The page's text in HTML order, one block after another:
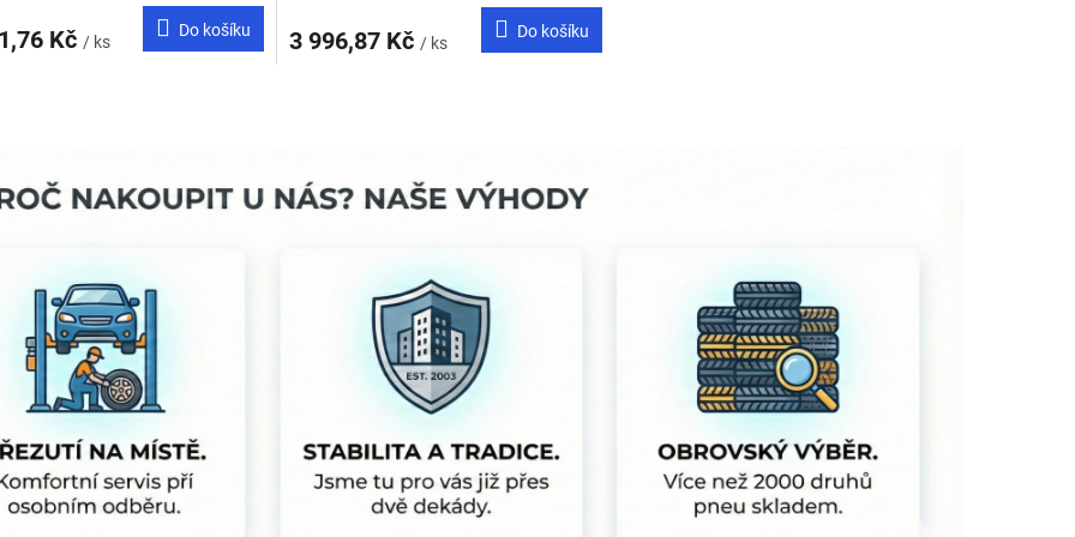
Kč / ks
Do košíku 3 996,87 Kč / ks
Do košíku
d
a
r
v
k
y
v
ý
p
i
s
u